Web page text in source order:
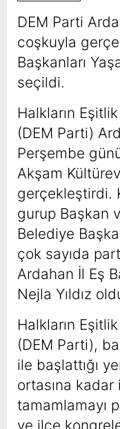
DEM Parti
coşkuyla
Başkanları
seçildi.
Halkların
(DEM Parti)
Perşembe
Akşam
gerçekleştirdi.
gurup Başkan
Belediye
çok sayıda
Ardahan İl Eş
Nejla Yıldız
Halkların
(DEM Parti),
ile başlattığı
ortasına
tamamlamayı
ve ilçe